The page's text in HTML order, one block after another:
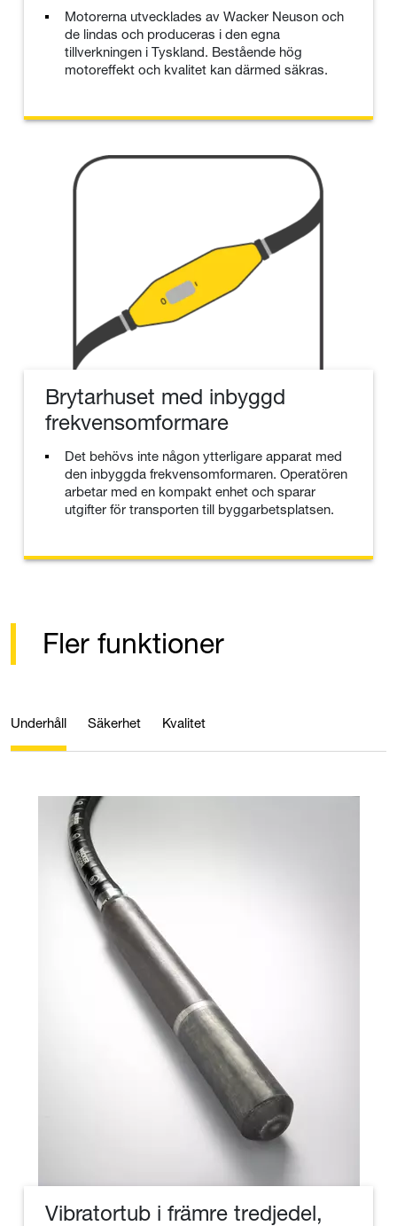
Motorerna utvecklades av Wacker Neuson och
de lindas och produceras i den egna
tillverkningen i Tyskland. Bestående hög
motoreffekt och kvalitet kan därmed säkras.
Brytarhuset med inbyggd
frekvensomformare
Det behövs inte någon ytterligare apparat med
den inbyggda frekvensomformaren. Operatören
arbetar med en kompakt enhet och sparar
utgifter för transporten till byggarbetsplatsen.
Fler funktioner
Underhåll Säkerhet Kvalitet
Vibratortub i främre tredjedel,